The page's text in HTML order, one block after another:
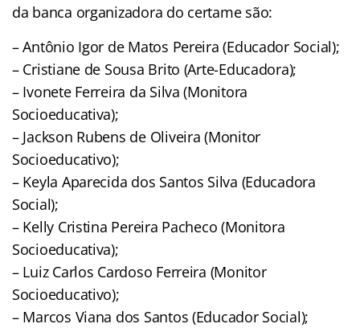
da banca organizadora do certame são:
– Antônio Igor de Matos Pereira (Educador Social);
– Cristiane de Sousa Brito (Arte-Educadora);
– Ivonete Ferreira da Silva (Monitora
Socioeducativa);
– Jackson Rubens de Oliveira (Monitor
Socioeducativo);
– Keyla Aparecida dos Santos Silva (Educadora
Social);
– Kelly Cristina Pereira Pacheco (Monitora
Socioeducativa);
– Luiz Carlos Cardoso Ferreira (Monitor
Socioeducativo);
– Marcos Viana dos Santos (Educador Social);